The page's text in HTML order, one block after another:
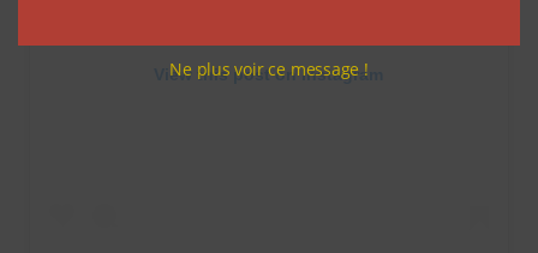
View this post on Instagram
Ne plus voir ce message !